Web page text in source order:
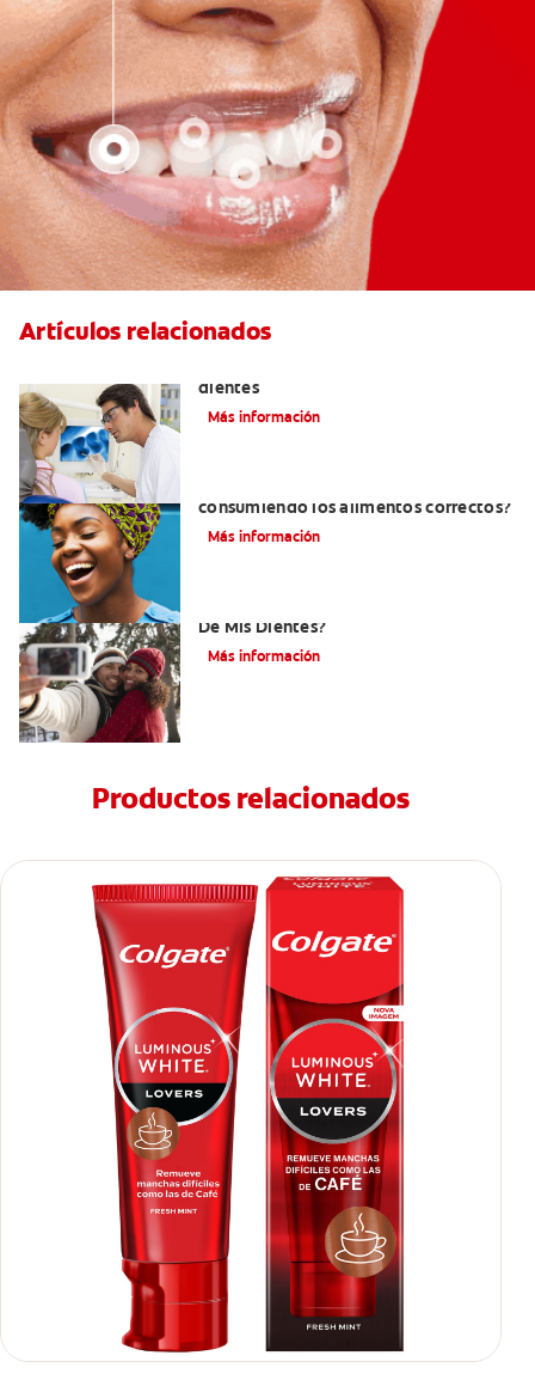
Artículos relacionados
dientes
Más información
consumiendo los alimentos correctos?
Más información
De Mis Dientes?
Más información
Productos relacionados